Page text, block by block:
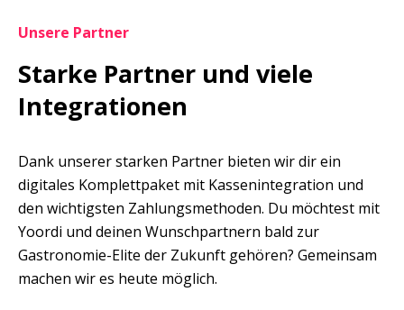
Unsere Partner
Starke Partner und viele
Integrationen
Dank unserer starken Partner bieten wir dir ein
digitales Komplettpaket mit Kassenintegration und
den wichtigsten Zahlungsmethoden. Du möchtest mit
Yoordi und deinen Wunschpartnern bald zur
Gastronomie-Elite der Zukunft gehören? Gemeinsam
machen wir es heute möglich.